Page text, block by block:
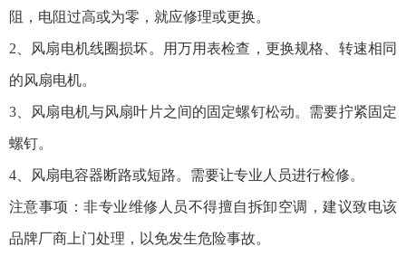
阻，电阻过高或为零，就应修理或更换。
2、风扇电机线圈损坏。用万用表检查，更换规格、转速相同
的风扇电机。
3、风扇电机与风扇叶片之间的固定螺钉松动。需要拧紧固定
螺钉。
4、风扇电容器断路或短路。需要让专业人员进行检修。
注意事项：非专业维修人员不得擅自拆卸空调，建议致电该
品牌厂商上门处理，以免发生危险事故。